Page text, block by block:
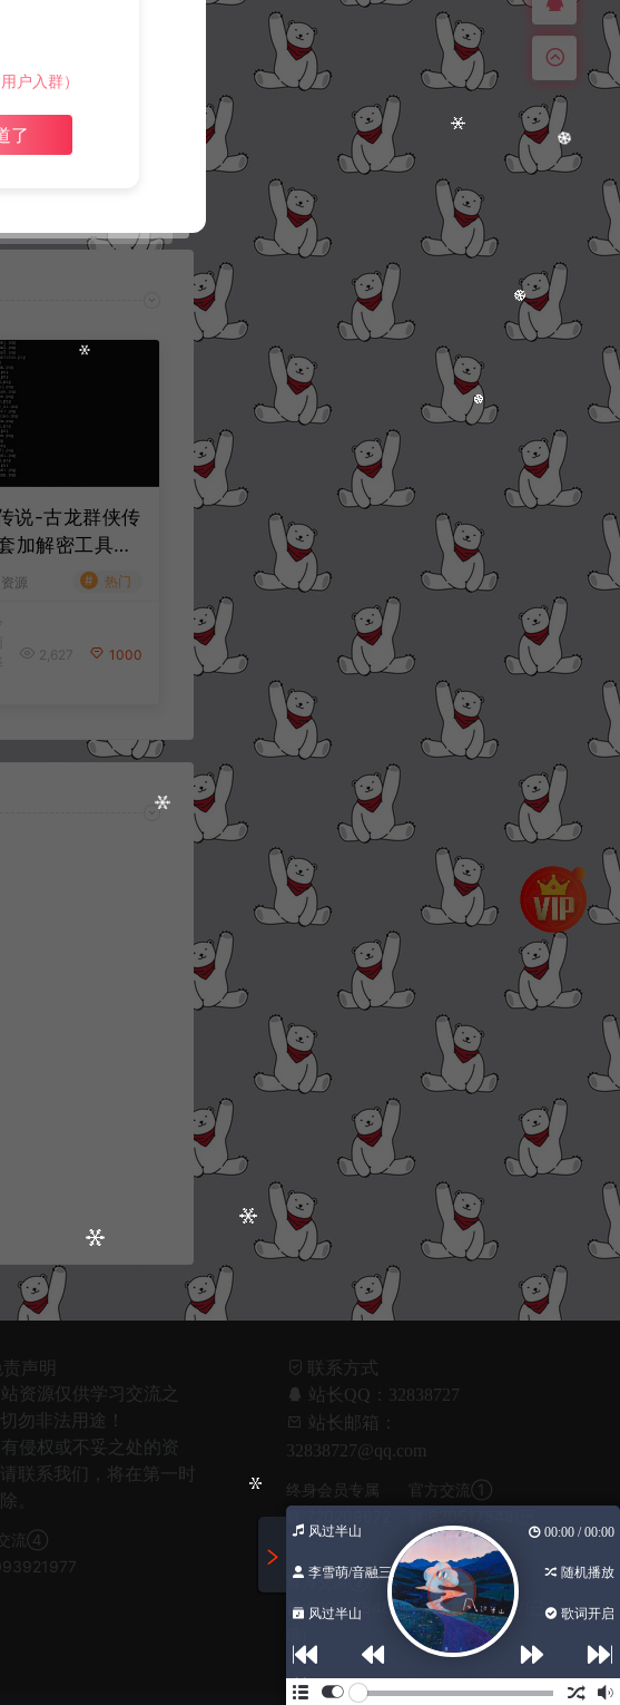
工具
说-古龙群侠传
加解密工具
程
源 # 热门
2,627 1000
责声明
资源仅供学习交流之
勿非法用途！
侵权或不妥之处的资
联系我们，将在第一时
。
流④
联系方式
站长QQ：32838727
站长邮箱：
32838727@qq.com
终身会员专属
官方交流①
满)
官方交流②
群:620517548(已
官方交流③
群:1045932367(已
满)
户入群）
了
风过半山 00:00 / 00:00
李雪萌/音融三... 随机播放
风过半山 歌词开启